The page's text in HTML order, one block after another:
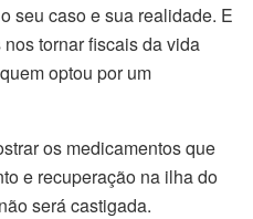
seu caso e sua realidade. E
tornar fiscais da vida
optou por um
os medicamentos que
e recuperação na ilha do
será castigada.